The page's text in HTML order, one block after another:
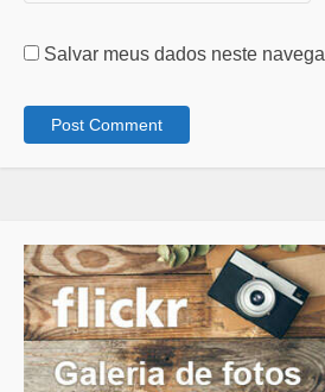
Salvar meus dados neste